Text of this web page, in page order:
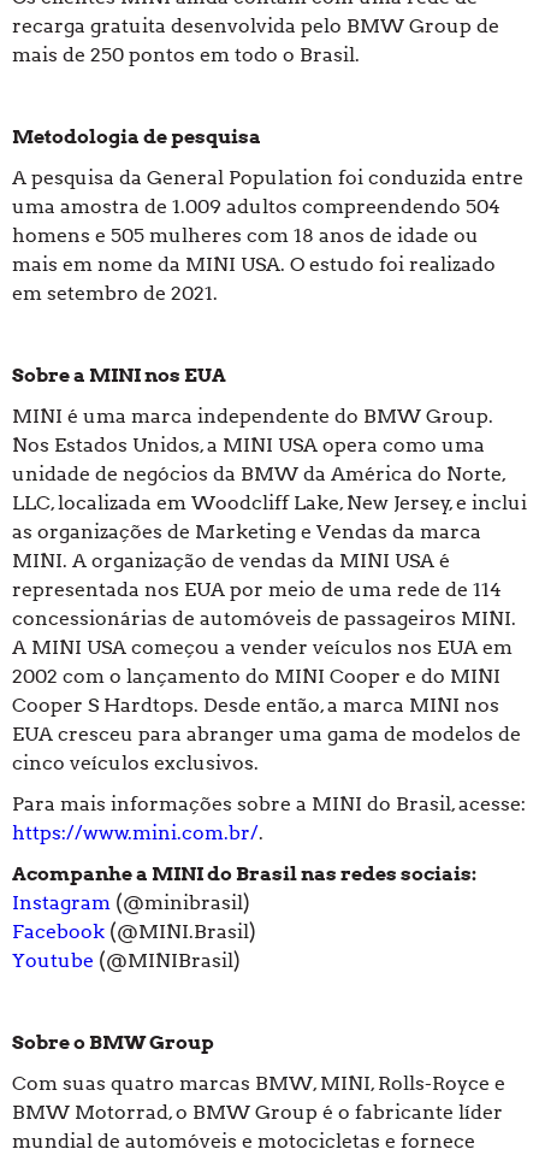
recarga gratuita desenvolvida pelo BMW Group de
mais de 250 pontos em todo o Brasil.
Metodologia de pesquisa
A pesquisa da General Population foi conduzida entre
uma amostra de 1.009 adultos compreendendo 504
homens e 505 mulheres com 18 anos de idade ou
mais em nome da MINI USA. O estudo foi realizado
em setembro de 2021.
Sobre a MINI nos EUA
MINI é uma marca independente do BMW Group.
Nos Estados Unidos, a MINI USA opera como uma
unidade de negócios da BMW da América do Norte,
LLC, localizada em Woodcliff Lake, New Jersey, e inclui
as organizações de Marketing e Vendas da marca
MINI. A organização de vendas da MINI USA é
representada nos EUA por meio de uma rede de 114
concessionárias de automóveis de passageiros MINI.
A MINI USA começou a vender veículos nos EUA em
2002 com o lançamento do MINI Cooper e do MINI
Cooper S Hardtops. Desde então, a marca MINI nos
EUA cresceu para abranger uma gama de modelos de
cinco veículos exclusivos.
Para mais informações sobre a MINI do Brasil, acesse:
https://www.mini.com.br/.
Acompanhe a MINI do Brasil nas redes sociais:
Instagram (@minibrasil)
Facebook (@MINI.Brasil)
Youtube (@MINIBrasil)
Sobre o BMW Group
Com suas quatro marcas BMW, MINI, Rolls-Royce e
BMW Motorrad, o BMW Group é o fabricante líder
mundial de automóveis e motocicletas e fornece